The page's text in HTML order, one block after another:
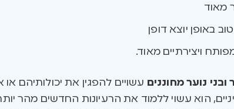
מאוד
באופן יוצא דופן
ויצירתיים מאוד.
ובני נוער מחוננים עשויים להפגין את יכולותיהם
הוא עשוי ללמוד את הרעיונות החדשים מהר